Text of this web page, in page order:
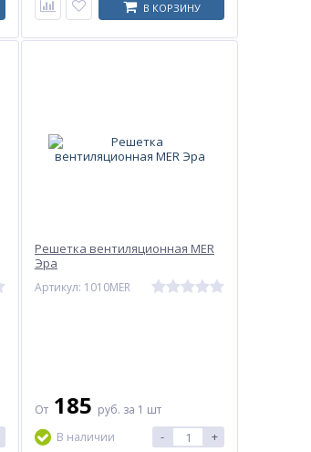
В КОРЗИНУ
Решетка вентиляционная MER
Эра
Артикул: 1010MER
От 185 руб. за 1 шт
В наличии
- +